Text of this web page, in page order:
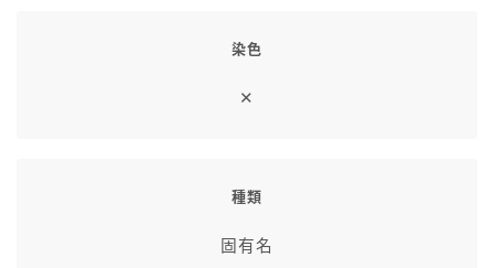
染色
✕
種類
固有名